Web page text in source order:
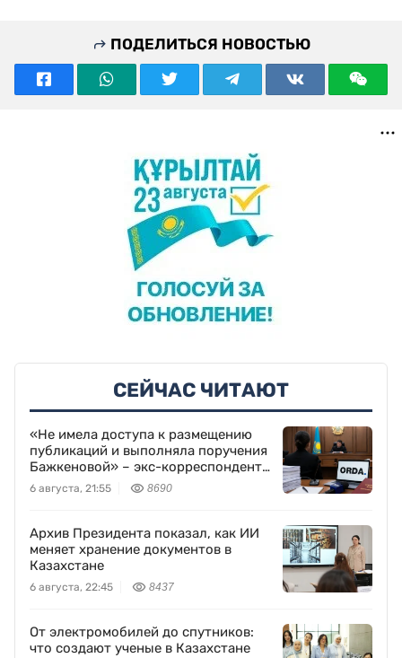
ПОДЕЛИТЬСЯ НОВОСТЬЮ
СЕЙЧАС ЧИТАЮТ
«Не имела доступа к размещению
публикаций и выполняла поручения
Бажкеновой» – экс-корреспондент
Orda.kz Дуйсенова
6 августа, 21:55 8690
Архив Президента показал, как ИИ
меняет хранение документов в
Казахстане
6 августа, 22:45 8437
От электромобилей до спутников:
что создают ученые в Казахстане